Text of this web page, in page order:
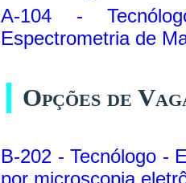
A-104 -
Espectrometria de
Opções de
B-202 - Tecnólogo -